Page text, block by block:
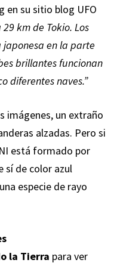
en su sitio blog UFO
km de Tokio. Los
japonesa en la parte
brillantes funcionan
diferentes naves.”
imágenes, un extraño
alzadas. Pero si
está formado por
sí de color azul
especie de rayo
la Tierra para ver